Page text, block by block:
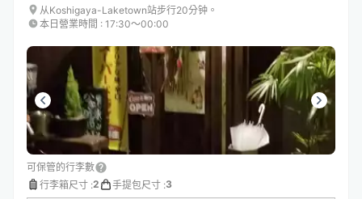
从Koshigaya-Laketown站步行20分钟。
本日營業時間 : 17:30〜00:00
可保管的行李數
行李箱尺寸 :2 手提包尺寸 :3